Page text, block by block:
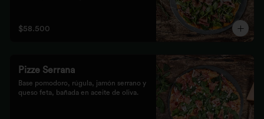
$58.500
Pizze Serrana
Base pomodoro, rúgula, jamón serrano y
queso feta, bañada en aceite de oliva.